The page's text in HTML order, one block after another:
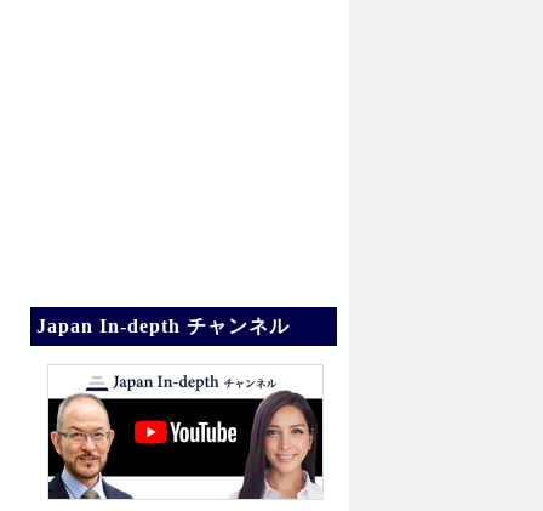
Japan In-depth チャンネル